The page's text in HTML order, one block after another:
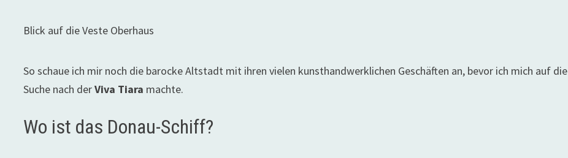
Blick auf die Veste Oberhaus
So schaue ich mir noch die barocke Altstadt mit ihren vielen kunsthandwerklichen Geschäften an, bevor ich mich auf die
Suche nach derViva Tiara machte.
Wo ist das Donau-Schiff?